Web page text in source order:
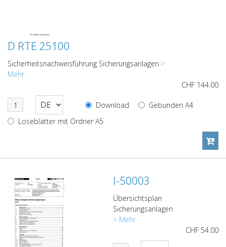
D RTE 25100
Sicherheitsnachweisführung Sicherungsanlagen >
Mehr
CHF 144.00
Download
Gebunden A4
Loseblätter mit Ordner A5
I-50003
Übersichtsplan
Sicherungsanlagen
> Mehr
CHF 54.00